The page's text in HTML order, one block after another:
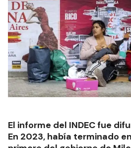
El informe del INDEC fue
En 2023, había terminado